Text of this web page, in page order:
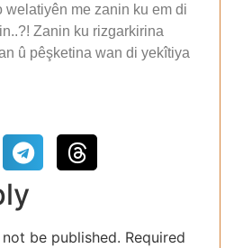
welatiyên me zanin ku em di
Zanin ku rizgarkirina
û pêşketina wan di yekîtiya
be published. Required